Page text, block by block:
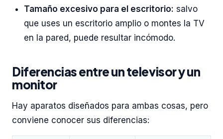
Tamaño excesivo para el escritorio: salvo
que uses un escritorio amplio o montes la TV
en la pared, puede resultar incómodo.
Diferencias entre un televisor y un
monitor
Hay aparatos diseñados para ambas cosas, pero
conviene conocer sus diferencias: